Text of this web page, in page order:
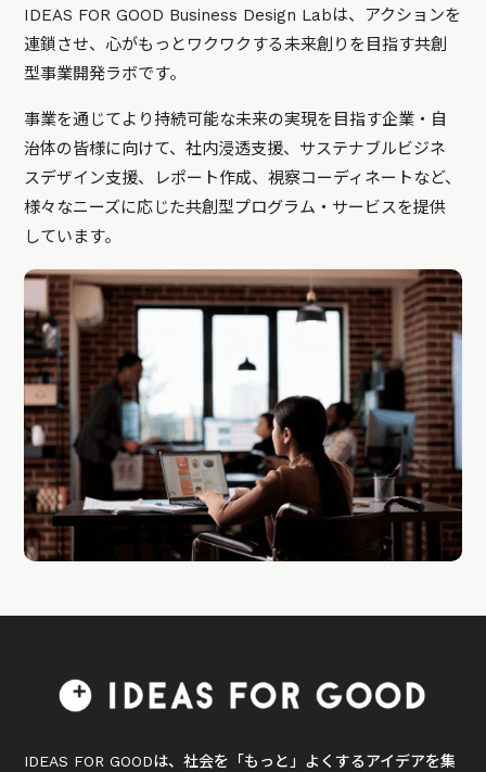
IDEAS FOR GOOD Business Design Labは、アクションを
連鎖させ、心がもっとワクワクする未来創りを目指す共創
型事業開発ラボです。
事業を通じてより持続可能な未来の実現を目指す企業・自
治体の皆様に向けて、社内浸透支援、サステナブルビジネ
スデザイン支援、レポート作成、視察コーディネートなど、
様々なニーズに応じた共創型プログラム・サービスを提供
しています。
IDEAS FOR GOODは、社会を「もっと」よくするアイデアを集